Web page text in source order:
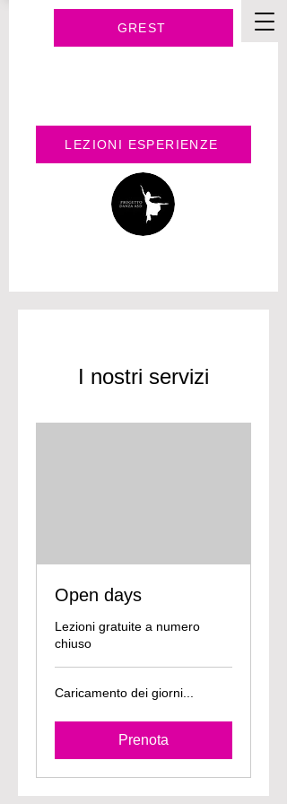
GREST
LEZIONI ESPERIENZE
I nostri servizi
Open days
Lezioni gratuite a numero
chiuso
Caricamento dei giorni...
Prenota